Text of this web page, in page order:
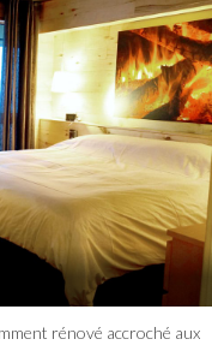
rénové accroché aux